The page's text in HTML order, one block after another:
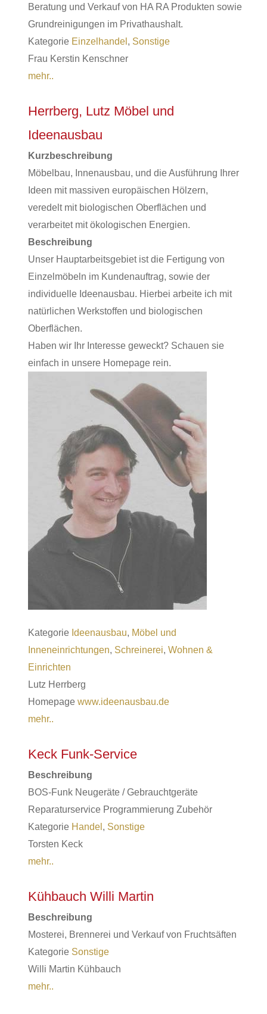
Beratung und Verkauf von HA RA Produkten sowie
Grundreinigungen im Privathaushalt.
Kategorie Einzelhandel , Sonstige
Frau Kerstin Kenschner
mehr..
Herrberg, Lutz Möbel und
Ideenausbau
Kurzbeschreibung
Möbelbau, Innenausbau, und die Ausführung Ihrer
Ideen mit massiven europäischen Hölzern,
veredelt mit biologischen Oberflächen und
verarbeitet mit ökologischen Energien.​
Beschreibung
Unser Hauptarbeitsgebiet ist die Fertigung von
Einzelmöbeln im Kundenauftrag, sowie der
individuelle Ideenausbau. Hierbei arbeite ich mit
natürlichen Werkstoffen und biologischen
Oberflächen.
Haben wir Ihr Interesse geweckt? Schauen sie
einfach in unsere Homepage rein.
Kategorie Ideenausbau, Möbel und
Inneneinrichtungen, Schreinerei, Wohnen &
Einrichten
Lutz Herrberg
Homepage www.ideenausbau.de
mehr..
Keck Funk-Service
Beschreibung
BOS-Funk Neugeräte / Gebrauchtgeräte
Reparaturservice Programmierung Zubehör
Kategorie Handel , Sonstige
Torsten Keck
mehr..
Kühbauch Willi Martin
Beschreibung
Mosterei, Brennerei und Verkauf von Fruchtsäften
Kategorie Sonstige
Willi Martin Kühbauch
mehr..